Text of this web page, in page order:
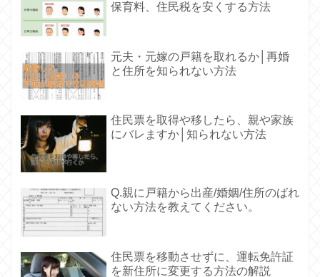
保育料、住民税を安くする方法
元夫・元嫁の戸籍を取れるか│再婚
と住所を知られない方法
住民票を取得や移したら、親や家族
にバレますか│知られない方法
Q.親に戸籍から出産/婚姻/住所のばれ
ない方法を教えてください。
住民票を移動させずに、運転免許証
を新住所に変更する方法の解説